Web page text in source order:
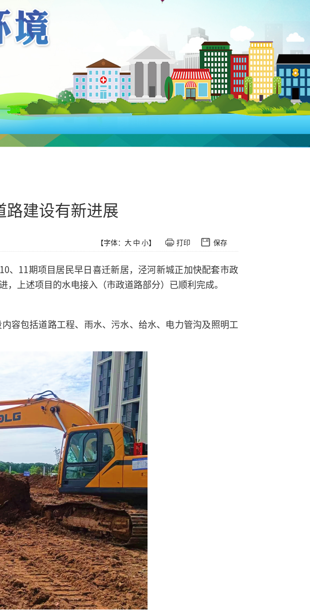
建设有新进展
【字体： 大 中 小】 打印 保存
、11期项目居民早日喜迁新居，泾河新城正加快配套市政
上述项目的水电接入（市政道路部分）已顺利完成。
容包括道路工程、雨水、污水、给水、电力管沟及照明工